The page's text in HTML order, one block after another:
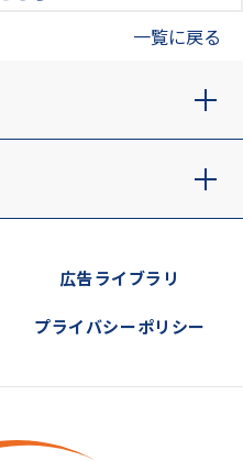
一覧に戻る
広告ライブラリ
プライバシーポリシー